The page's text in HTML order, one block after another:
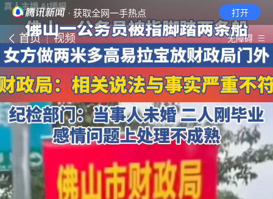
· 获取全网一手热点 打开
首页 视频 无障碍